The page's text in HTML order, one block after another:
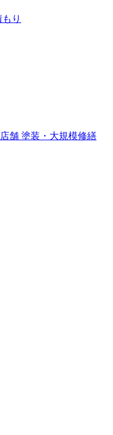
り
舗 塗装・大規模修繕